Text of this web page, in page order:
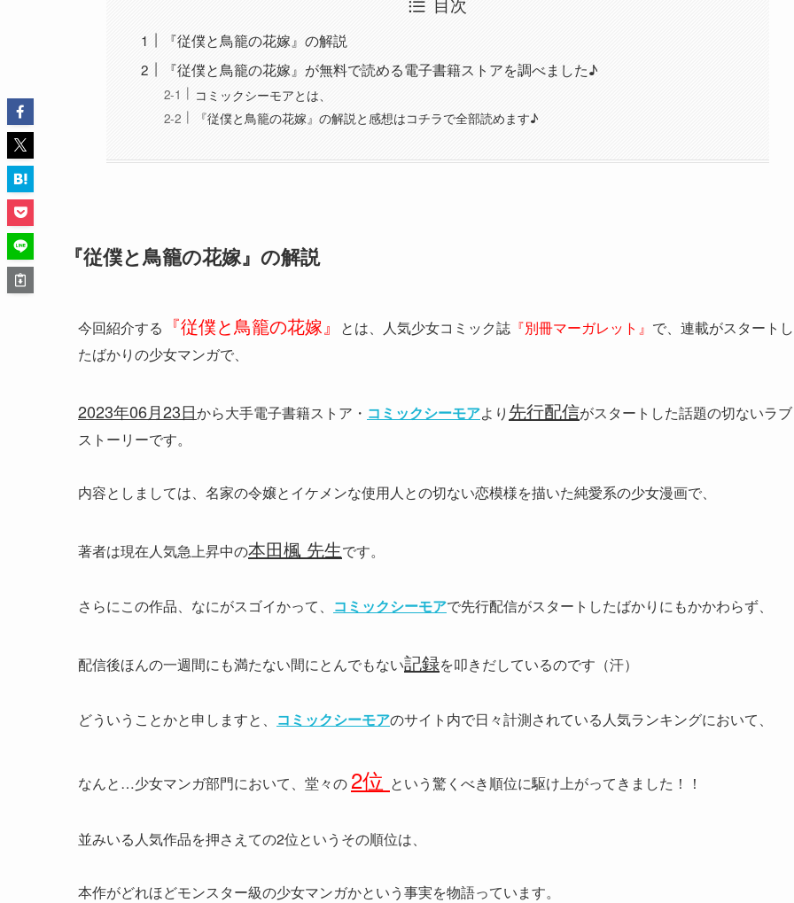
『従僕と鳥籠の花嫁』の解説
『従僕と鳥籠の花嫁』が無料で読める電子書籍ストアを調べました♪
コミックシーモアとは、
『従僕と鳥籠の花嫁』の解説と感想はコチラで全部読めます♪
『従僕と鳥籠の花嫁』の解説
今回紹介する 『従僕と鳥籠の花嫁』 とは、人気少女コミック誌 『別冊マーガレット』 で、連載がスタートし
たばかりの少女マンガで、
2023年06月23日から大手電子書籍ストア・ コミックシーモアより 先行配信がスタートした話題の切ないラブ
ストーリーです。
内容としましては、名家の令嬢とイケメンな使用人との切ない恋模様を描いた純愛系の少女漫画で、
著者は現在人気急上昇中の本田楓 先生です。
さらにこの作品、なにがスゴイかって、 コミックシーモアで先行配信がスタートしたばかりにもかかわらず、
配信後ほんの一週間にも満たない間にとんでもない記録を叩きだしているのです（汗）
どういうことかと申しますと、 コミックシーモアのサイト内で日々計測されている人気ランキングにおいて、
なんと…少女マンガ部門において、堂々の 2位 という驚くべき順位に駆け上がってきました！！
並みいる人気作品を押さえての2位というその順位は、
本作がどれほどモンスター級の少女マンガかという事実を物語っています。